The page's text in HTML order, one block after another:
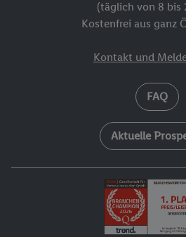
(täglich von 8 bis
Kostenfrei aus ganz
Kontakt und
FAQ
Aktuelle